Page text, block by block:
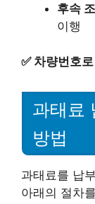
후속
이행
✅ 차량번호
과태료
방법
과태료를 납
아래의 절차